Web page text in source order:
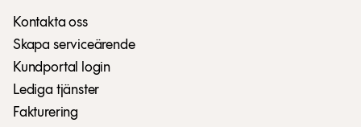
Kontakta oss
Skapa serviceärende
Kundportal login
Lediga tjänster
Fakturering